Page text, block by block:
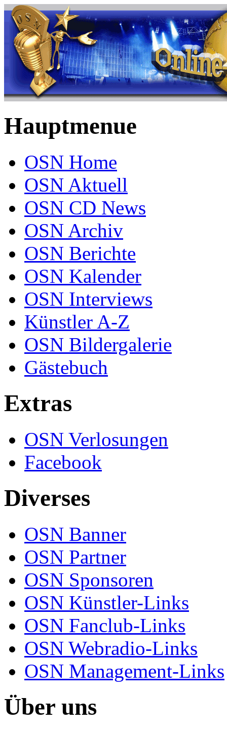
Hauptmenue
OSN Home
OSN Aktuell
OSN CD News
OSN Archiv
OSN Berichte
OSN Kalender
OSN Interviews
Künstler A-Z
OSN Bildergalerie
Gästebuch
Extras
OSN Verlosungen
Facebook
Diverses
OSN Banner
OSN Partner
OSN Sponsoren
OSN Künstler-Links
OSN Fanclub-Links
OSN Webradio-Links
OSN Management-Links
Über uns